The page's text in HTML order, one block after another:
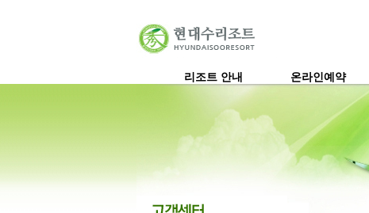
리조트 안내 온라인예약